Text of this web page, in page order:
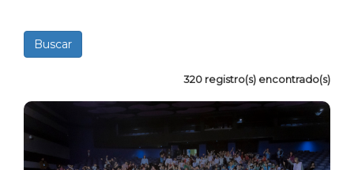
320 registro(s) encontrado(s)